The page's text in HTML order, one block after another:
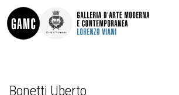
Bonetti Uberto